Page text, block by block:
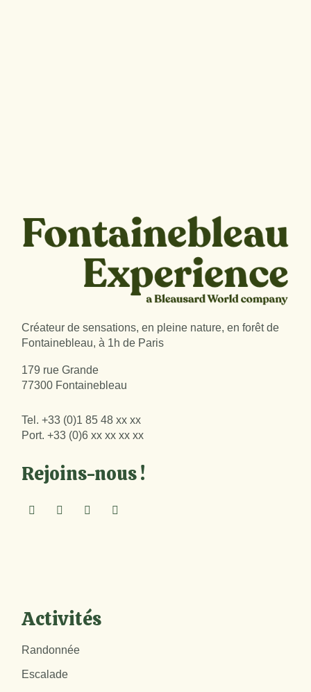
Créateur de sensations, en pleine nature, en forêt de
Fontainebleau, à 1h de Paris
179 rue Grande
77300 Fontainebleau
Tel.+33 (0)1 85 48 xx xx
Port.+33 (0)6 xx xx xx xx
Rejoins-nous !
Activités
Randonnée
Escalade